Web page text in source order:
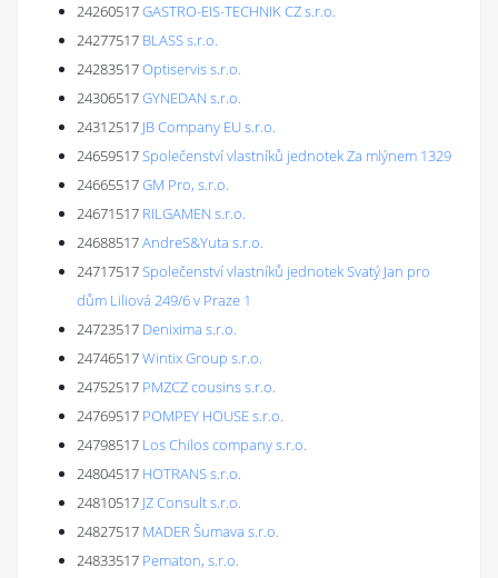
24260517GASTRO-EIS-TECHNIK CZ s.r.o.
24277517 BLASS s.r.o.
24283517Optiservis s.r.o.
24306517GYNEDAN s.r.o.
24312517 JB Company EU s.r.o.
24659517Společenství vlastníků jednotek Za mlýnem 1329
24665517GM Pro, s.r.o.
24671517 RILGAMEN s.r.o.
24688517AndreS&Yuta s.r.o.
24717517Společenství vlastníků jednotek Svatý Jan pro
dům Liliová 249/6 v Praze 1
24723517 Denixima s.r.o.
24746517Wintix Group s.r.o.
24752517 PMZCZ cousins s.r.o.
24769517 POMPEY HOUSE s.r.o.
24798517 Los Chilos company s.r.o.
24804517 HOTRANS s.r.o.
24810517 JZ Consult s.r.o.
24827517 MADER Šumava s.r.o.
24833517 Pematon, s.r.o.